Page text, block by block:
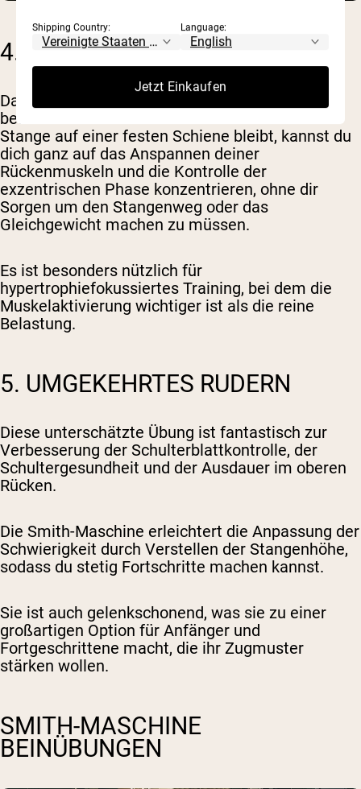
4. VORGEBEUGTES RUDERN
Das Rudern an der Smith-Maschine ist eine der
besten Varianten für reine Rückendicke. Da die
Stange auf einer festen Schiene bleibt, kannst du
dich ganz auf das Anspannen deiner
Rückenmuskeln und die Kontrolle der
exzentrischen Phase konzentrieren, ohne dir
Sorgen um den Stangenweg oder das
Gleichgewicht machen zu müssen.
Es ist besonders nützlich für
hypertrophiefokussiertes Training, bei dem die
Muskelaktivierung wichtiger ist als die reine
Belastung.
5. UMGEKEHRTES RUDERN
Diese unterschätzte Übung ist fantastisch zur
Verbesserung der Schulterblattkontrolle, der
Schultergesundheit und der Ausdauer im oberen
Rücken.
Die Smith-Maschine erleichtert die Anpassung der
Schwierigkeit durch Verstellen der Stangenhöhe,
sodass du stetig Fortschritte machen kannst.
Sie ist auch gelenkschonend, was sie zu einer
großartigen Option für Anfänger und
Fortgeschrittene macht, die ihr Zugmuster
stärken wollen.
SMITH-MASCHINE
BEINÜBUNGEN
Shipping Country: Language:
Jetzt Einkaufen